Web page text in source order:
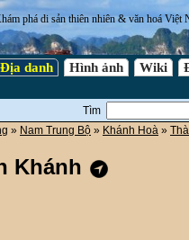
phá di sản thiên nhiên & văn hoá Việt
Địa danh Hình ảnh Wiki
Tìm
» Nam Trung Bộ » Khánh Hoà »
Khánh